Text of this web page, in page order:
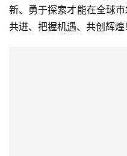
新、勇于探索才能在全球
共进、把握机遇、共创辉煌